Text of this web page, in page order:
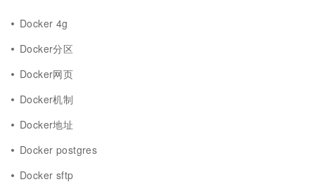
Docker 4g
Docker分区
Docker网页
Docker机制
Docker地址
Docker postgres
Docker sftp